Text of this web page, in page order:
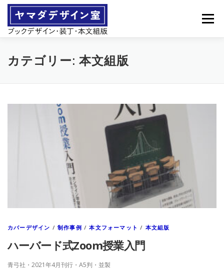
メニュー
営業案内 製作事例
カテゴリー: 本文組版
カバーデザイン /制作事例 /本文フォーマット / 本文組版
ハーバード式Zoom授業入門
青弓社・2021年4月刊行・A5判・並製